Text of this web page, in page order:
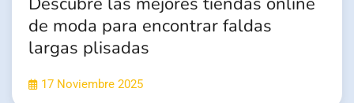
de moda para encontrar faldas
largas plisadas
17 Noviembre 2025